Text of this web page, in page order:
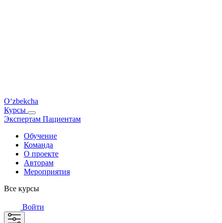
O‘zbekcha
Курсы
Экспертам Пациентам
Обучение
Команда
О проекте
Авторам
Мероприятия
Все курсы
Войти